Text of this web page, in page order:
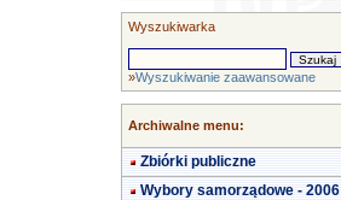
Wyszukiwarka
»Wyszukiwanie zaawansowane
Archiwalne menu:
Zbiórki publiczne
Wybory samorządowe - 2006